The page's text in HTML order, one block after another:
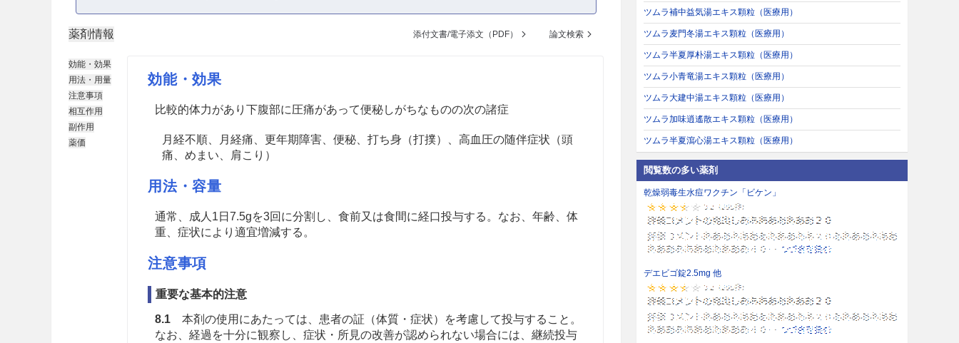
薬剤情報 添付文書/電子添文（PDF） 論文検索
効能・効果
用法・用量
注意事項
相互作用
副作用
薬価
効能・効果
比較的体力があり下腹部に圧痛があって便秘しがちなものの次の諸症
月経不順、月経痛、更年期障害、便秘、打ち身（打撲）、高血圧の随伴症状（頭
痛、めまい、肩こり）
用法・容量
通常、成人1日7.5gを3回に分割し、食前又は食間に経口投与する。なお、年齢、体
重、症状により適宜増減する。
注意事項
重要な基本的注意
8.1本剤の使用にあたっては、患者の証（体質・症状）を考慮して投与すること。
なお、経過を十分に観察し、症状・所見の改善が認められない場合には、継続投与
ツムラ補中益気湯エキス顆粒（医療用）
ツムラ麦門冬湯エキス顆粒（医療用）
ツムラ半夏厚朴湯エキス顆粒（医療用）
ツムラ小青竜湯エキス顆粒（医療用）
ツムラ大建中湯エキス顆粒（医療用）
ツムラ加味逍遙散エキス顆粒（医療用）
ツムラ半夏瀉心湯エキス顆粒（医療用）
閲覧数の多い薬剤
乾燥弱毒生水痘ワクチン「ビケン」
デエビゴ錠2.5mg 他